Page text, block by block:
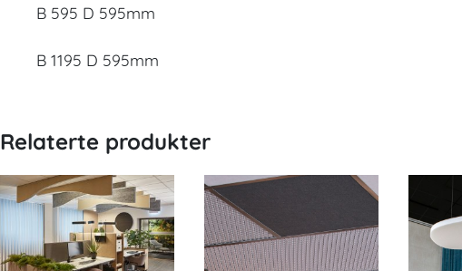
B 595 D 595mm
B 1195 D 595mm
Relaterte produkter